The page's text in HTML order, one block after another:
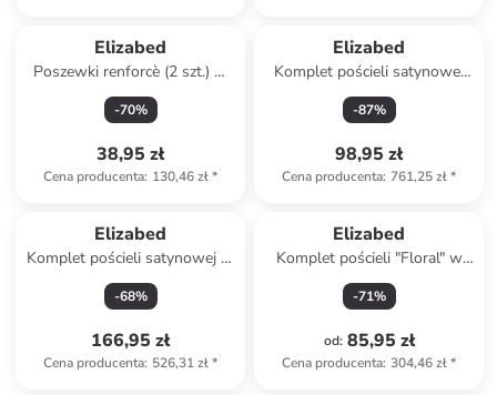
Elizabed
Poszewki renforcè (2 szt.) w
kolorze miętowym na
poduszkę
-70%
38,95 zł
Cena producenta: 130,46 zł*
Elizabed
Komplet pościeli satynowej
"Elegant" w kolorze czarnym
-87%
98,95 zł
Cena producenta: 761,25 zł*
Elizabed
Komplet pościeli satynowej w
kolorze czarnym
-68%
166,95 zł
Cena producenta: 526,31 zł*
Elizabed
Komplet pościeli "Floral" w
kolorze biało-fioletowo-
pomarańczowym
-71%
od: 85,95 zł
Cena producenta: 304,46 zł*